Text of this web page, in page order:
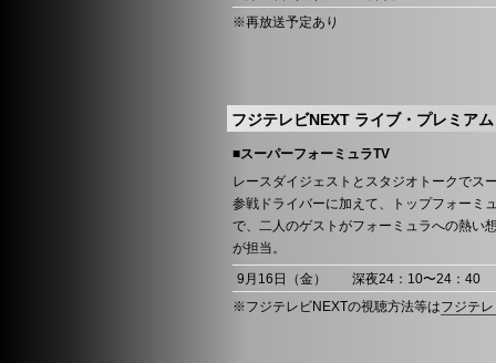
※再放送予定あり
フジテレビNEXT ライブ・プレミアム
■スーパーフォーミュラTV
レースダイジェストとスタジオトークでス
参戦ドライバーに加えて、トップフォーミ
で、二人のゲストがフォーミュラへの熱い
が担当。
9月16日（金）
深夜24：10〜24：40
※フジテレビNEXTの視聴方法等はフジテ